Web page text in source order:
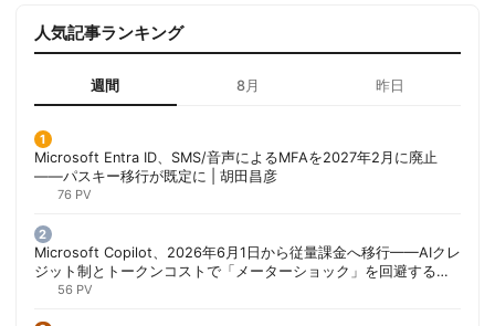
人気記事ランキング
週間 8月 昨日
Microsoft Entra ID、SMS/音声によるMFAを2027年2月に廃止
——パスキー移行が既定に | 胡田昌彦
76 PV
Microsoft Copilot、2026年6月1日から従量課金へ移行——AIクレ
ジット制とトークンコストで「メーターショック」を回避する方
法 | 胡田昌彦
56 PV